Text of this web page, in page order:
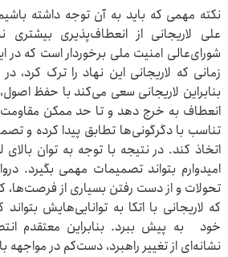
نکته مهمی که باید به آن توجه داشته
علی لاریجانی از انعطاف‌پذیری
شورای‌عالی امنیت ملی برخوردار است که در
زمانی که لاریجانی این نهاد را ترک کرد،
بنابراین لاریجانی سعی می‌کند با حفظ
انعطاف به خرج دهد و تا حد ممکن مقاومت
تناسب با دگرگونی‌ها تطابق پیدا کرده و
اتخاذ کند. در نتیجه با توجه به توان
امیدوارم بتواند تصمیمات مهمی بگیرد.
تحولات و از دست رفتن بسیاری از فرصت‌ها،
که لاریجانی با اتکا به توانایی‌هایش
خود به پیش ببرد. بنابراین معتقدم
نشانه‌ای از تغییر راهبرد، دست‌کم در